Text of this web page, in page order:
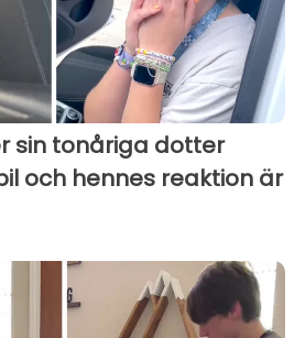
sin tonåriga dotter
och hennes reaktion är